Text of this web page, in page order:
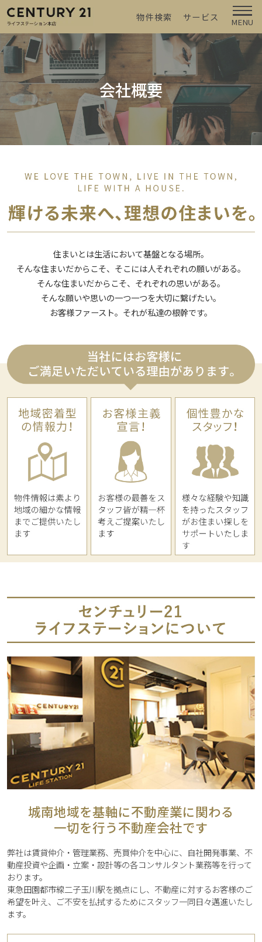
物件検索 サービス MENU
会社概要
住まいとは生活において基盤となる場所。
そんな住まいだからこそ、そこには人それぞれの願いがある。
そんな住まいだからこそ、それぞれの思いがある。
そんな願いや思いの一つ一つを大切に繋げたい。
お客様ファースト。それが私達の根幹です。
城南地域を基軸に不動産業に関わる
一切を行う不動産会社です
弊社は賃貸仲介・管理業務、売買仲介を中心に、自社開発事業、不
動産投資や企画・立案・設計等の各コンサルタント業務等を行って
おります。
東急田園都市線二子玉川駅を拠点にし、不動産に対するお客様のご
希望を叶え、ご不安を払拭するためにスタッフ一同日々邁進いたし
ます。